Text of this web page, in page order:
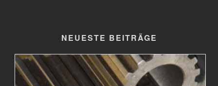
NEUESTE BEITRÄGE